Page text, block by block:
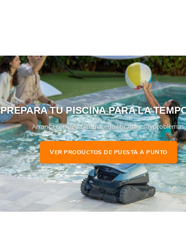
PREPARA TU PISCINA PARA LA
Arranca con agua limpia, equilibrada y sin problemas.
VER PRODUCTOS DE PUESTA A PUNTO